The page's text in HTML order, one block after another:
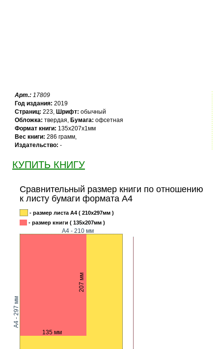
Арт.: 17809
Год издания: 2019
Страниц: 223, Шрифт: обычный
Обложка: твердая, Бумага: офсетная
Формат книги: 135x207x1мм
Вес книги: 286 грамм,
Издательство: -
КУПИТЬ КНИГУ
Сравнительный размер книги по отношению
к листу бумаги формата А4
- размер листа А4 ( 210x297мм )
- размер книги ( 135x207мм )
135 мм
207 мм
А4 - 210 мм
A4 - 297 мм